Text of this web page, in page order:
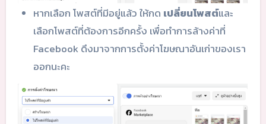
หากเลือก โพสต์ที่มีอยู่แล้ว ให้กด เปลี่ยนโพสต์และ
เลือกโพสต์ที่ต้องการอีกครั้ง เพื่อทำการล้างค่าที่
Facebook ดึงมาจากการตั้งค่าโฆษณาอันเก่าของเรา
ออกนะคะ